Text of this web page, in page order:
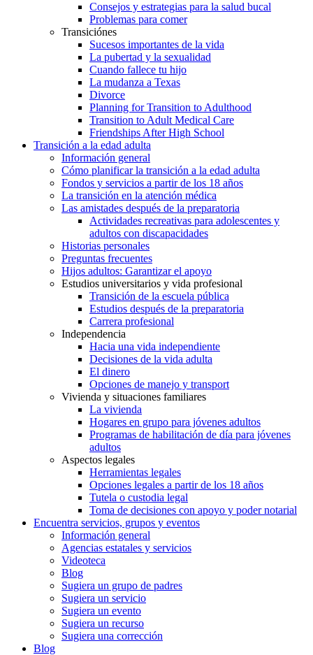
Consejos y estrategias para la salud bucal
Problemas para comer
Transiciónes
Sucesos importantes de la vida
La pubertad y la sexualidad
Cuando fallece tu hijo
La mudanza a Texas
Divorce
Planning for Transition to Adulthood
Transition to Adult Medical Care
Friendships After High School
Transición a la edad adulta
Información general
Cómo planificar la transición a la edad adulta
Fondos y servicios a partir de los 18 años
La transición en la atención médica
Las amistades después de la preparatoria
Actividades recreativas para adolescentes y
adultos con discapacidades
Historias personales
Preguntas frecuentes
Hijos adultos: Garantizar el apoyo
Estudios universitarios y vida profesional
Transición de la escuela pública
Estudios después de la preparatoria
Carrera profesional
Independencia
Hacia una vida independiente
Decisiones de la vida adulta
El dinero
Opciones de manejo y transport
Vivienda y situaciones familiares
La vivienda
Hogares en grupo para jóvenes adultos
Programas de habilitación de día para jóvenes
adultos
Aspectos legales
Herramientas legales
Opciones legales a partir de los 18 años
Tutela o custodia legal
Toma de decisiones con apoyo y poder notarial
Encuentra servicios, grupos y eventos
Información general
Agencias estatales y servicios
Videoteca
Blog
Sugiera un grupo de padres
Sugiera un servicio
Sugiera un evento
Sugiera un recurso
Sugiera una corrección
Blog